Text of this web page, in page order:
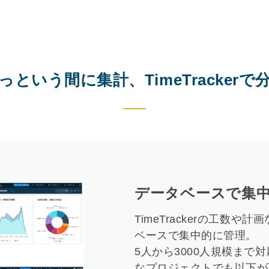
という間に集計、TimeTrackerで
データベースで集
TimeTrackerの工数や計
ベースで集中的に管理。
5人から3000人規模まで